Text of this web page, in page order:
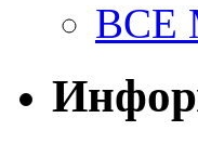
ВСЕ